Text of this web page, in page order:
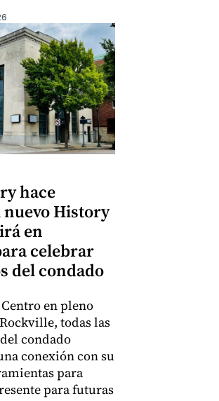
hace
History
en
celebrar
del condado
en pleno
todas las
condado
conexión con su
para
para futuras